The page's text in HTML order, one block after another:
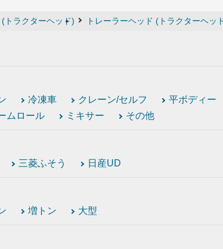
(トラクターヘッド) トレーラーヘッド (トラクターヘッ
冷凍車 クレーン/セルフ 平ボディー
ムロール ミキサー その他
三菱ふそう 日産UD
増トン 大型